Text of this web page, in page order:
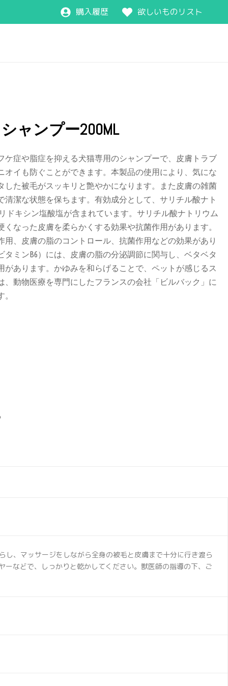
購入履歴 欲しいものリスト
ャンプー200ML
ケ症や脂症を抑える犬猫専用のシャンプーで、皮膚トラブ
オイも防ぐことができます。本製品の使用により、気にな
した被毛がスッキリと艶やかになります。また皮膚の雑菌
清潔な状態を保ちます。有効成分として、サリチル酸ナト
ドキシン塩酸塩が含まれています。サリチル酸ナトリウム
なった皮膚を柔らかくする効果や抗菌作用があります。
用、皮膚の脂のコントロール、抗菌作用などの効果があり
ミンB6）には、皮膚の脂の分泌調節に関与し、ベタベタ
があります。かゆみを和らげることで、ペットが感じるス
、動物医療を専門にしたフランスの会社「ビルバック」に
、マッサージをしながら全身の被毛と皮膚まで十分に行き渡ら
などで、しっかりと乾かしてください。獣医師の指導の下、ご